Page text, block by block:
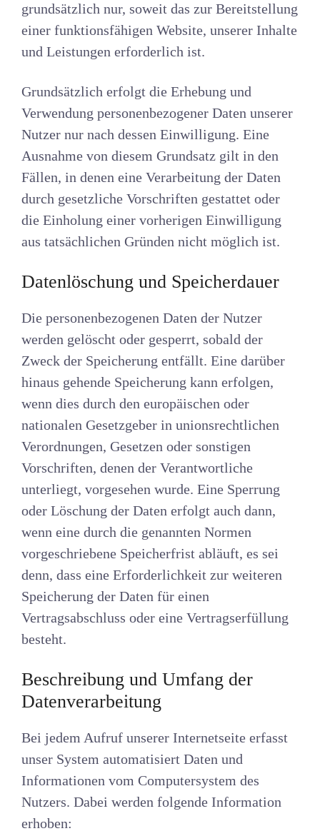
grundsätzlich nur, soweit das zur Bereitstellung
einer funktionsfähigen Website, unserer Inhalte
und Leistungen erforderlich ist.
Grundsätzlich erfolgt die Erhebung und
Verwendung personenbezogener Daten unserer
Nutzer nur nach dessen Einwilligung. Eine
Ausnahme von diesem Grundsatz gilt in den
Fällen, in denen eine Verarbeitung der Daten
durch gesetzliche Vorschriften gestattet oder
die Einholung einer vorherigen Einwilligung
aus tatsächlichen Gründen nicht möglich ist.
Datenlöschung und Speicherdauer
Die personenbezogenen Daten der Nutzer
werden gelöscht oder gesperrt, sobald der
Zweck der Speicherung entfällt. Eine darüber
hinaus gehende Speicherung kann erfolgen,
wenn dies durch den europäischen oder
nationalen Gesetzgeber in unionsrechtlichen
Verordnungen, Gesetzen oder sonstigen
Vorschriften, denen der Verantwortliche
unterliegt, vorgesehen wurde. Eine Sperrung
oder Löschung der Daten erfolgt auch dann,
wenn eine durch die genannten Normen
vorgeschriebene Speicherfrist abläuft, es sei
denn, dass eine Erforderlichkeit zur weiteren
Speicherung der Daten für einen
Vertragsabschluss oder eine Vertragserfüllung
besteht.
Beschreibung und Umfang der
Datenverarbeitung
Bei jedem Aufruf unserer Internetseite erfasst
unser System automatisiert Daten und
Informationen vom Computersystem des
Nutzers. Dabei werden folgende Information
erhoben: